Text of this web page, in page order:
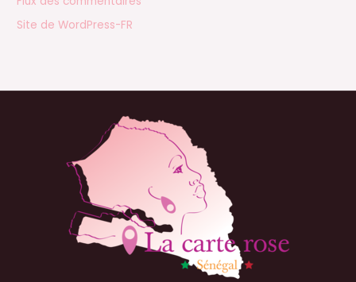
Site de WordPress-FR